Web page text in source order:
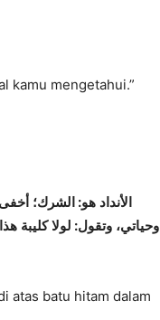
kamu mengetahui.”
الأنداد هو: الشرك؛ أخفى
وحياتي، وتقول: لولا كليبة
atas batu hitam dalam